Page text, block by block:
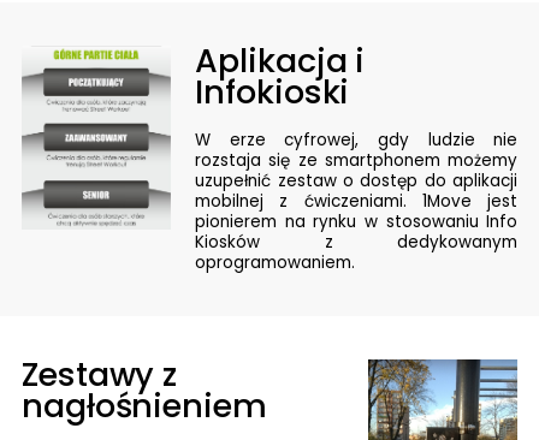
Aplikacja i
Infokioski
W erze cyfrowej, gdy ludzie nie
rozstaja się ze smartphonem możemy
uzupełnić zestaw o dostęp do aplikacji
mobilnej z ćwiczeniami. 1Move jest
pionierem na rynku w stosowaniu Info
Kiosków z dedykowanym
oprogramowaniem.
Zestawy z
nagłośnieniem